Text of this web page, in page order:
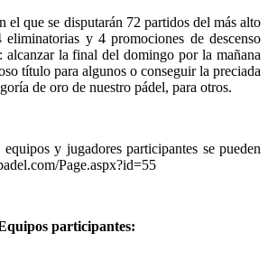
el que se disputarán 72 partidos del más alto
y 4 promociones de descenso
alcanzar la final del domingo por la mañana
título para algunos o conseguir la preciada
de oro de nuestro pádel, para otros.
y jugadores participantes se pueden
Page.aspx?id=55
participantes: